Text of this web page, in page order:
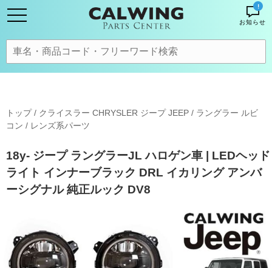
!
お知らせ
トップ/ クライスラー CHRYSLER ジープ JEEP / ラングラー ルビ
コン / レンズ系パーツ
18y- ジープ ラングラーJL ハロゲン車 | LEDヘッド
ライト インナーブラック DRL イカリング アンバ
ーシグナル 純正ルック DV8